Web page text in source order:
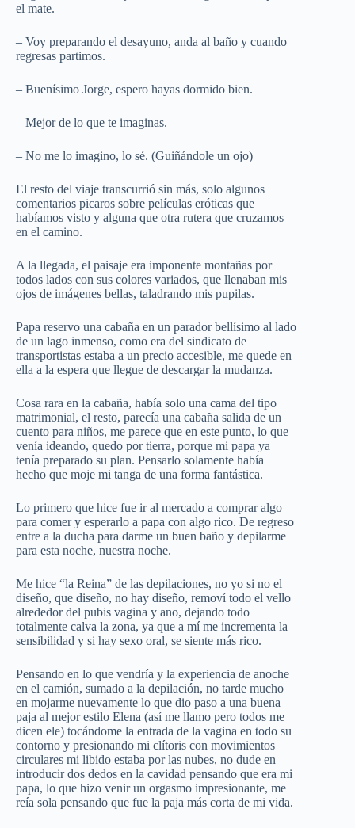
el mate.
– Voy preparando el desayuno, anda al baño y cuando
regresas partimos.
– Buenísimo Jorge, espero hayas dormido bien.
– Mejor de lo que te imaginas.
– No me lo imagino, lo sé. (Guiñándole un ojo)
El resto del viaje transcurrió sin más, solo algunos
comentarios picaros sobre películas eróticas que
habíamos visto y alguna que otra rutera que cruzamos
en el camino.
A la llegada, el paisaje era imponente montañas por
todos lados con sus colores variados, que llenaban mis
ojos de imágenes bellas, taladrando mis pupilas.
Papa reservo una cabaña en un parador bellísimo al lado
de un lago inmenso, como era del sindicato de
transportistas estaba a un precio accesible, me quede en
ella a la espera que llegue de descargar la mudanza.
Cosa rara en la cabaña, había solo una cama del tipo
matrimonial, el resto, parecía una cabaña salida de un
cuento para niños, me parece que en este punto, lo que
venía ideando, quedo por tierra, porque mi papa ya
tenía preparado su plan. Pensarlo solamente había
hecho que moje mi tanga de una forma fantástica.
Lo primero que hice fue ir al mercado a comprar algo
para comer y esperarlo a papa con algo rico. De regreso
entre a la ducha para darme un buen baño y depilarme
para esta noche, nuestra noche.
Me hice “la Reina” de las depilaciones, no yo si no el
diseño, que diseño, no hay diseño, removí todo el vello
alrededor del pubis vagina y ano, dejando todo
totalmente calva la zona, ya que a mí me incrementa la
sensibilidad y si hay sexo oral, se siente más rico.
Pensando en lo que vendría y la experiencia de anoche
en el camión, sumado a la depilación, no tarde mucho
en mojarme nuevamente lo que dio paso a una buena
paja al mejor estilo Elena (así me llamo pero todos me
dicen ele) tocándome la entrada de la vagina en todo su
contorno y presionando mi clítoris con movimientos
circulares mi libido estaba por las nubes, no dude en
introducir dos dedos en la cavidad pensando que era mi
papa, lo que hizo venir un orgasmo impresionante, me
reía sola pensando que fue la paja más corta de mi vida.